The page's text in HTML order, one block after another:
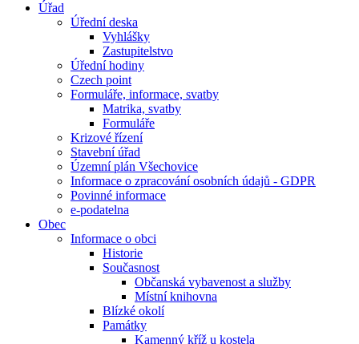
Úřad
Úřední deska
Vyhlášky
Zastupitelstvo
Úřední hodiny
Czech point
Formuláře, informace, svatby
Matrika, svatby
Formuláře
Krizové řízení
Stavební úřad
Územní plán Všechovice
Informace o zpracování osobních údajů - GDPR
Povinné informace
e-podatelna
Obec
Informace o obci
Historie
Současnost
Občanská vybavenost a služby
Místní knihovna
Blízké okolí
Památky
Kamenný kříž u kostela